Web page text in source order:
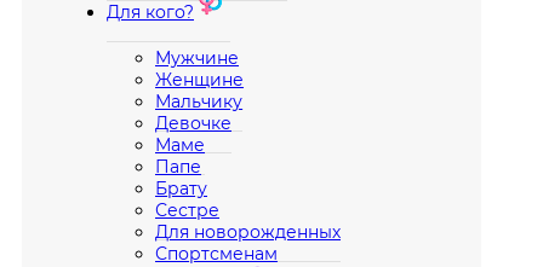
Для кого?
Мужчине
Женщине
Мальчику
Девочке
Маме
Папе
Брату
Сестре
Для новорожденных
Спортсменам